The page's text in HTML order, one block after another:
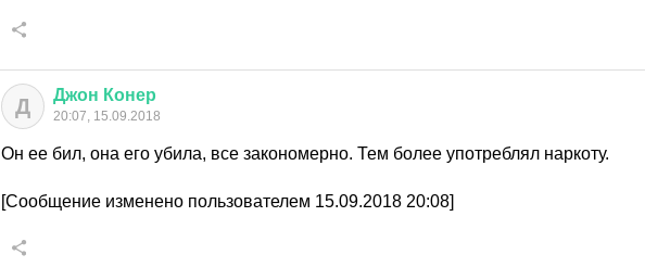
Д Джон Конер
20:07, 15.09.2018
Он ее бил, она его убила, все закономерно. Тем более употреблял наркоту.
[Сообщение изменено пользователем 15.09.2018 20:08]